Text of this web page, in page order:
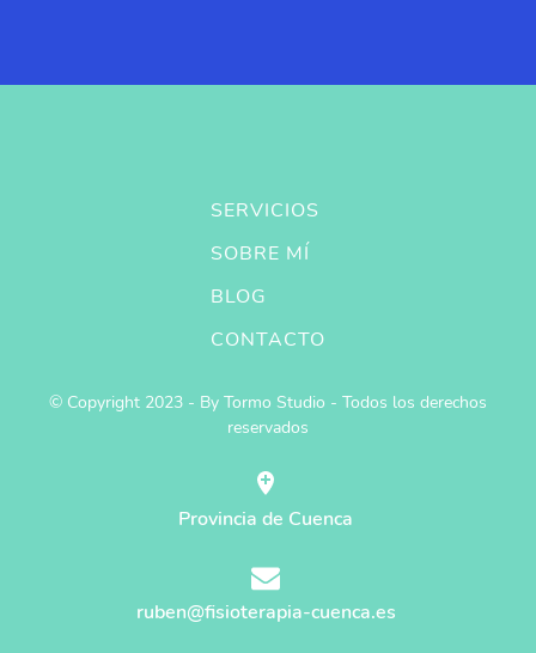
SERVICIOS
SOBRE MÍ
BLOG
CONTACTO
© Copyright 2023 - By Tormo Studio - Todos los derechos
reservados
Provincia de Cuenca
ruben@fisioterapia-cuenca.es